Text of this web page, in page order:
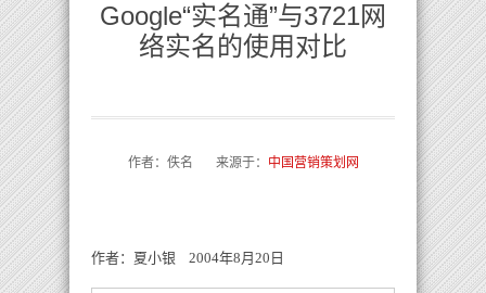
Google“实名通”与3721网
络实名的使用对比
作者：佚名 来源于： 中国营销策划网
作者：夏小银 2004年8月20日